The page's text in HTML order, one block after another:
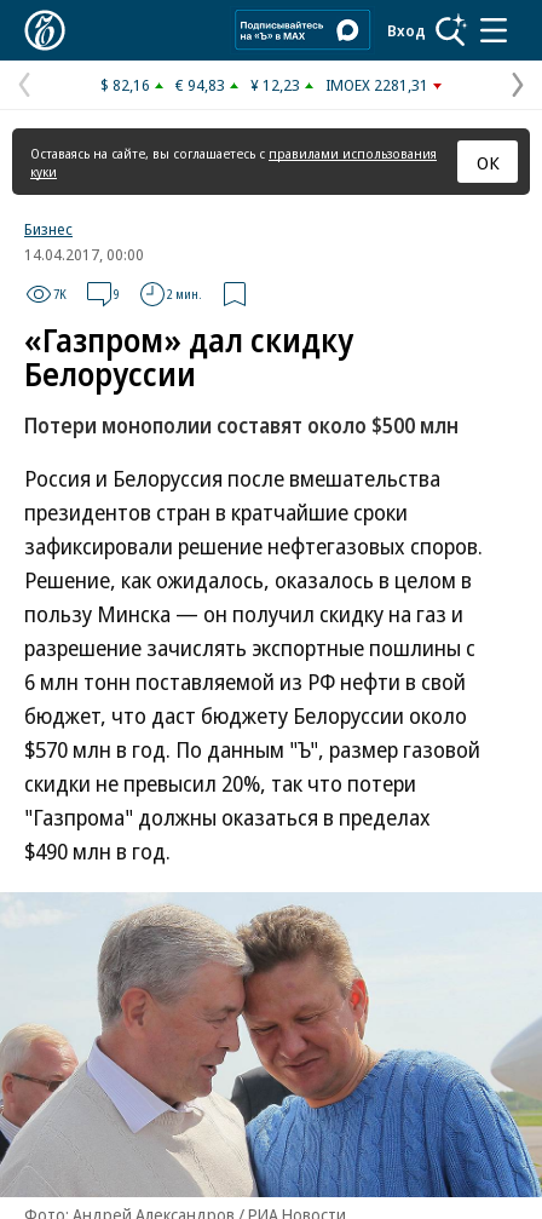
Вход
Предыдущая
страница
$ 82,16 € 94,83 ¥ 12,23 IMOEX 2281,31
Оставаясь на сайте, вы соглашаетесь с правилами использования
куки
ОК
Бизнес
14.04.2017, 00:00
7K 9 2 мин.
«Газпром» дал скидку
Белоруссии
Потери монополии составят около $500 млн
Россия и Белоруссия после вмешательства
президентов стран в кратчайшие сроки
зафиксировали решение нефтегазовых споров.
Решение, как ожидалось, оказалось в целом в
пользу Минска — он получил скидку на газ и
разрешение зачислять экспортные пошлины с
6 млн тонн поставляемой из РФ нефти в свой
бюджет, что даст бюджету Белоруссии около
$570 млн в год. По данным "Ъ", размер газовой
скидки не превысил 20%, так что потери
"Газпрома" должны оказаться в пределах
$490 млн в год.